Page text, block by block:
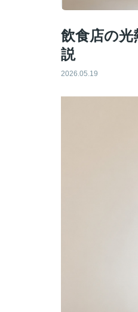
飲食店の
説
2026.05.19